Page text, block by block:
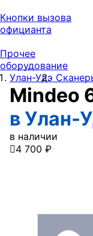
Кнопки вызова
официанта
Прочее
оборудование
Улан-Удэ
Mindeo
в Улан-
в наличии
4 700 ₽